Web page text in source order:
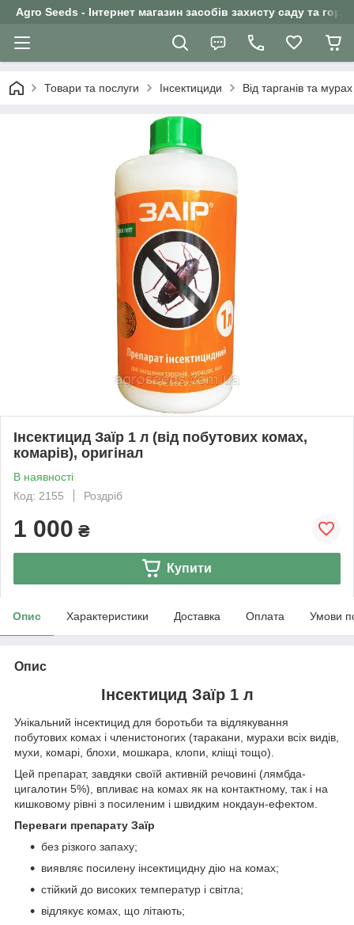
Agro Seeds - Інтернет магазин засобів захисту саду та
Товари та послуги Інсектициди Від тарганів та мурах
Інсектицид Заїр 1 л (від побутових комах,
комарів), оригінал
В наявності
Код: 2155
Роздріб
1 000 ₴
Купити
Опис Характеристики Доставка Оплата Умови
Опис
Інсектицид Заїр 1 л
Унікальний інсектицид для боротьби та відлякування
побутових комах і членистоногих (таракани, мурахи всіх видів,
мухи, комарі, блохи, мошкара, клопи, кліщі тощо).
Цей препарат, завдяки своїй активній речовині (лямбда-
цигалотин 5%), впливає на комах як на контактному, так і на
кишковому рівні з посиленим і швидким нокдаун-ефектом.
Переваги препарату Заїр
без різкого запаху;
виявляє посилену інсектицидну дію на комах;
стійкий до високих температур і світла;
відлякує комах, що літають;